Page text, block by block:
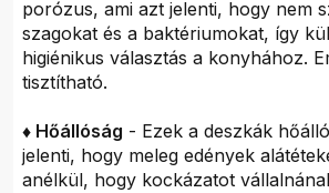
porózus, ami azt jelenti, hogy nem
szagokat és a baktériumokat, így
higiénikus választás a konyhához.
tisztítható.
♦ Hőállóság - Ezek a deszkák
jelenti, hogy meleg edények
anélkül, hogy kockázatot